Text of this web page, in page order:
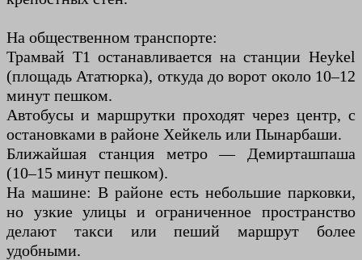
На общественном транспорте:
Трамвай Т1 останавливается на станции Heykel
(площадь Ататюрка), откуда до ворот около 10–12
минут пешком.
Автобусы и маршрутки проходят через центр, с
остановками в районе Хейкель или Пынарбаши.
Ближайшая станция метро — Демирташпаша
(10–15 минут пешком).
На машине: В районе есть небольшие парковки,
но узкие улицы и ограниченное пространство
делают такси или пеший маршрут более
удобными.